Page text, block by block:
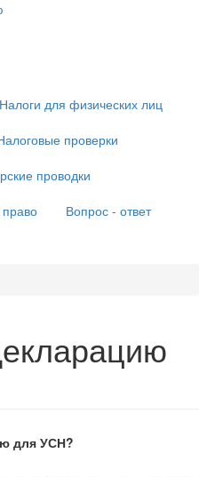
Налоги для физических лиц
проверки
проводки
Вопрос - ответ
для УСН?